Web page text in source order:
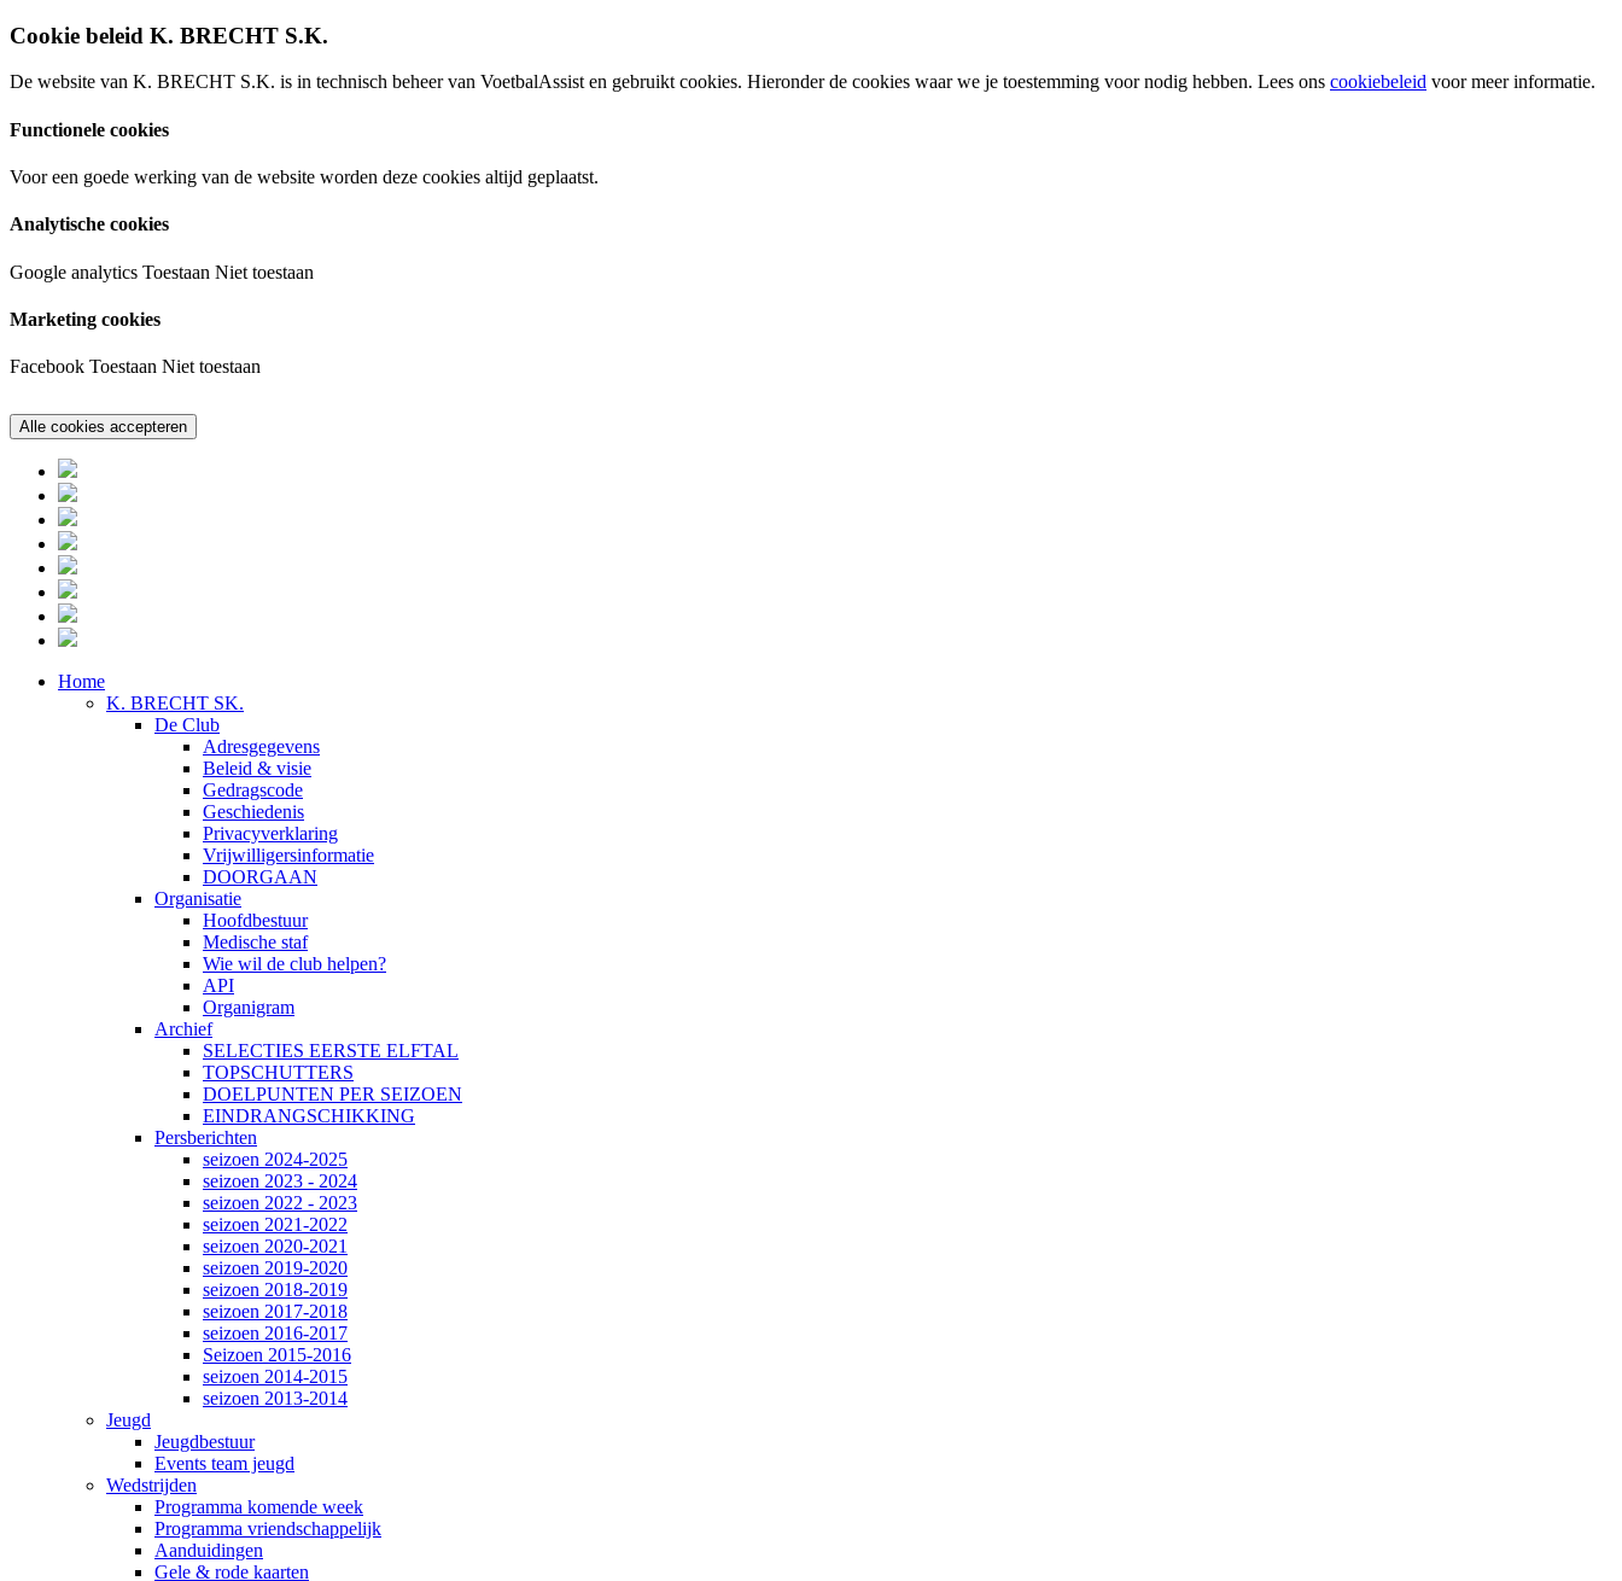
Cookie beleid K. BRECHT S.K.
De website van K. BRECHT S.K. is in technisch beheer van VoetbalAssist en gebruikt cookies. Hieronder de cookies waar we je toestemming voor nodig hebben. Lees ons cookiebeleid voor meer informatie.
Functionele cookies
Voor een goede werking van de website worden deze cookies altijd geplaatst.
Analytische cookies
Google analytics Toestaan Niet toestaan
Marketing cookies
Facebook Toestaan Niet toestaan
Home
K. BRECHT SK.
De Club
Adresgegevens
Beleid & visie
Gedragscode
Geschiedenis
Privacyverklaring
Vrijwilligersinformatie
DOORGAAN
Organisatie
Hoofdbestuur
Medische staf
Wie wil de club helpen?
API
Organigram
Archief
SELECTIES EERSTE ELFTAL
TOPSCHUTTERS
DOELPUNTEN PER SEIZOEN
EINDRANGSCHIKKING
Persberichten
seizoen 2024-2025
seizoen 2023 - 2024
seizoen 2022 - 2023
seizoen 2021-2022
seizoen 2020-2021
seizoen 2019-2020
seizoen 2018-2019
seizoen 2017-2018
seizoen 2016-2017
Seizoen 2015-2016
seizoen 2014-2015
seizoen 2013-2014
Jeugd
Jeugdbestuur
Events team jeugd
Wedstrijden
Programma komende week
Programma vriendschappelijk
Aanduidingen
Gele & rode kaarten